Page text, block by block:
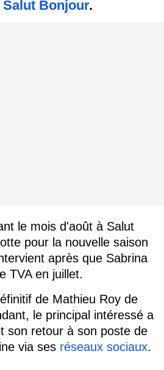
Salut Bonjour.
le mois d'août à Salut
pour la nouvelle saison
après que Sabrina
TVA en juillet.
de Mathieu Roy de
le principal intéressé a
son retour à son poste de
via ses réseaux sociaux.